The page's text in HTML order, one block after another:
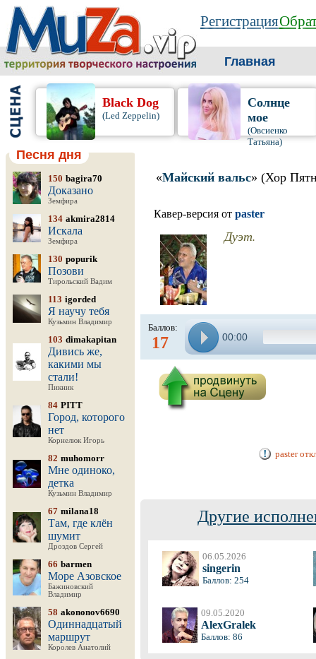
Регистрация
Главная
Black Dog
(Led Zeppelin)
Солнце
мое
(Овсиенко
Татьяна)
Песня дня
150 bagira70
Доказано
Земфира
134 akmira2814
Искала
Земфира
130 popurik
Позови
Тирольский Вадим
113 igorded
Я научу тебя
Кузьмин Владимир
103 dimakapitan
Дивись же,
какими мы
стали!
Пикник
84 PITT
Город, которого
нет
Корнелюк Игорь
82 muhomorr
Мне одиноко,
детка
Кузьмин Владимир
67 milana18
Там, где клён
шумит
Дроздов Сергей
66 barmen
Море Азовское
Бажиновский
Владимир
58 akononov6690
Одиннадцатый
маршрут
Королев Анатолий
«Майский вальс» (Хор
Кавер-версия от paster
Дуэт.
Баллов:
17 00:00
paster
Другие
06.05.2026
singerin
Баллов: 254
09.05.2020
AlexGralek
Баллов: 86